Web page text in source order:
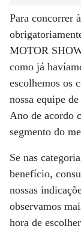
Para concorrer
MOTOR
como já
escolhemos os
nossa equipe
Ano de acordo
segmento do
Se nas
benefício,
nossas
observamos
hora de